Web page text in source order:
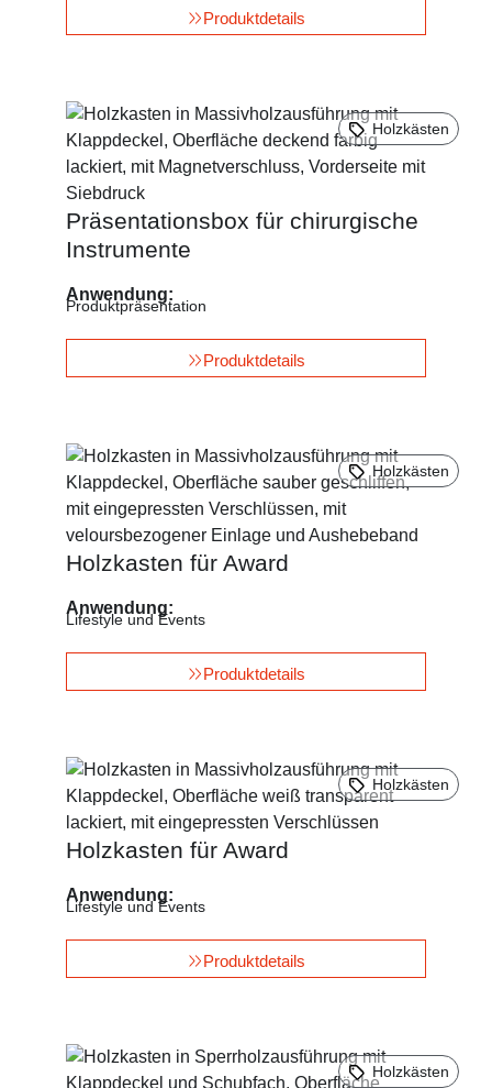
Produktdetails
Holzkästen
Präsentationsbox für chirurgische
Instrumente
Anwendung:
Produktpräsentation
Produktdetails
Holzkästen
Holzkasten für Award
Anwendung:
Lifestyle und Events
Produktdetails
Holzkästen
Holzkasten für Award
Anwendung:
Lifestyle und Events
Produktdetails
Holzkästen